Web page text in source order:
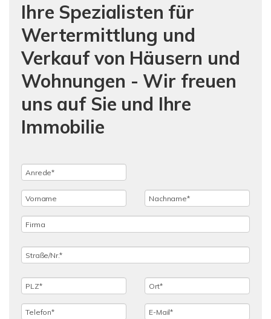
Ihre Spezialisten für
Wertermittlung und
Verkauf von Häusern und
Wohnungen - Wir freuen
uns auf Sie und Ihre
Immobilie